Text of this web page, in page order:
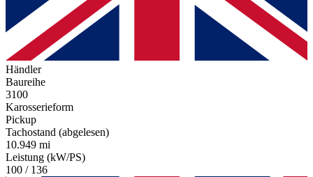
Händler
Baureihe
3100
Karosserieform
Pickup
Tachostand (abgelesen)
10.949 mi
Leistung (kW/PS)
100 / 136